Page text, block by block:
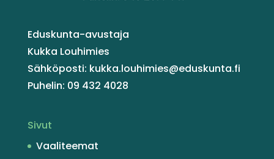
Eduskunta-avustaja
Kukka Louhimies
Sähköposti: kukka.louhimies@eduskunta.fi
Puhelin: 09 432 4028
Sivut
Vaaliteemat